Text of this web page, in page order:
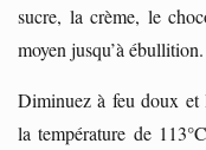
sucre, la crème, le
moyen jusqu’à ébullition.
Diminuez à feu doux et
la température de